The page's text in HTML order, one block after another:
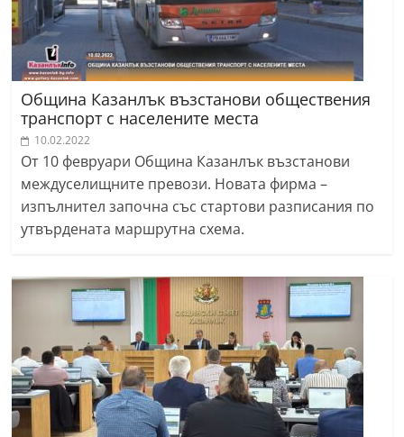
Община Казанлък възстанови обществения
транспорт с населените места
10.02.2022
От 10 февруари Община Казанлък възстанови
междуселищните превози. Новата фирма –
изпълнител започна със стартови разписания по
утвърдената маршрутна схема.